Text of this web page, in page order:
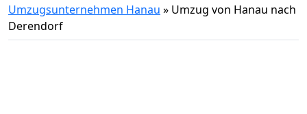
Umzugsunternehmen Hanau » Umzug von Hanau nach
Derendorf